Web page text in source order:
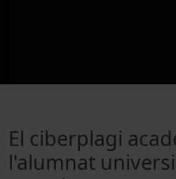
El ciberplagi
l'alumnat